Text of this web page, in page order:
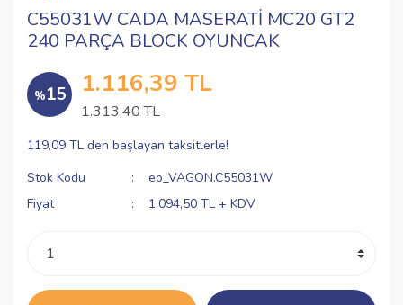
C55031W CADA MASERATİ MC20 GT2
240 PARÇA BLOCK OYUNCAK
%15 1.116,39 TL
1.313,40 TL
119,09 TL den başlayan taksitlerle!
Stok Kodu
eo_VAGON.C55031W
Fiyat
1.094,50 TL + KDV